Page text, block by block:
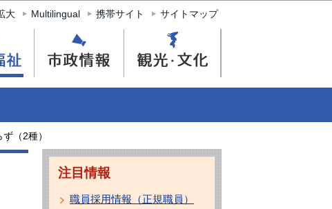
大 Multilingual 携帯サイト サイトマップ
（2種）
注目情報
職員採用情報（正規職員）